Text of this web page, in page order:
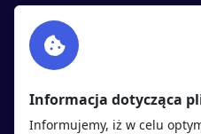
Facebook
Twitter
Informacja dotycząca
Informujemy, iż w celu